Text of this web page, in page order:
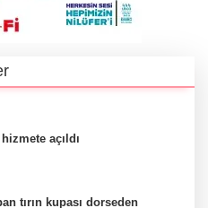
açıldı
tırın kupası dorseden